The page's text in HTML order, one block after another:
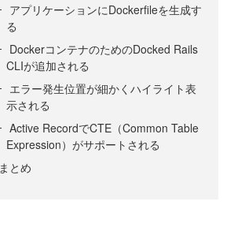
アプリケーションにDockerfileを生成す
る
DockerコンテナのためのDocked Rails
CLIが追加される
エラー発生位置が細かくハイライト表
示される
Active RecordでCTE（Common Table
Expression）がサポートされる
まとめ